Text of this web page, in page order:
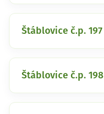
Štáblovice č.p. 197
Štáblovice č.p. 198